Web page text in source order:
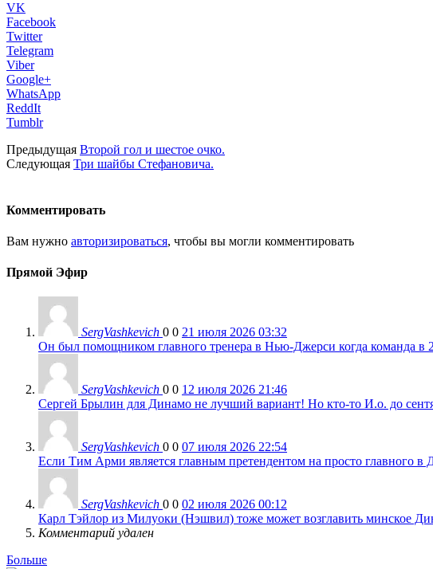
VK
Facebook
Twitter
Telegram
Viber
Google+
WhatsApp
ReddIt
Tumblr
Предыдущая Второй гол и шестое очко.
Следующая Три шайбы Стефановича.
Комментировать
Вам нужно авторизироваться, чтобы вы могли комментировать
Прямой Эфир
SergVashkevich 0 0 21 июля 2026 03:32
Он был помощником главного тренера в Нью-Джерси когда команда в
SergVashkevich 0 0 12 июля 2026 21:46
Сергей Брылин для Динамо не лучший вариант! Но кто-то И.о. до
SergVashkevich 0 0 07 июля 2026 22:54
Если Тим Арми является главным претендентом на просто главного в
SergVashkevich 0 0 02 июля 2026 00:12
Карл Тэйлор из Милуоки (Нэшвил) тоже может возглавить минское
Комментарий удален
Больше